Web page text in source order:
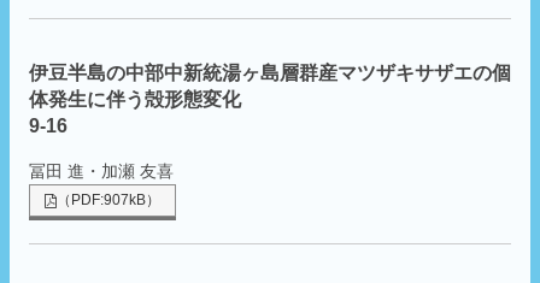
伊豆半島の中部中新統湯ヶ島層群産マツザキサザエの個
体発生に伴う殻形態変化
9-16
冨田 進・加瀬 友喜
（PDF:907kB）